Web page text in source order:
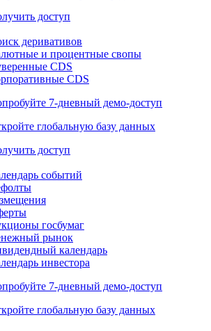
7-дневный
глобальную базу данных
доступ
и процентные свопы
CDS
7-дневный
глобальную базу данных
доступ
событий
рынок
инвестора